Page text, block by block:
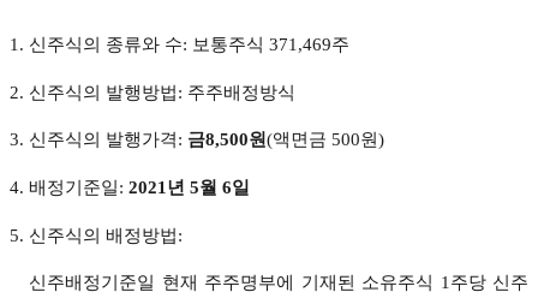
1. 신주식의 종류와 수: 보통주식 371,469주
2. 신주식의 발행방법: 주주배정방식
3. 신주식의 발행가격: 금8,500원(액면금 500원)
4. 배정기준일: 2021년 5월 6일
5. 신주식의 배정방법:
신주배정기준일 현재 주주명부에 기재된 소유주식 1주당 신주